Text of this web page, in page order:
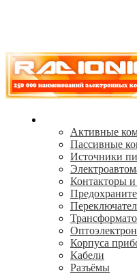
Активные
Пассивные
Источники
Контакторы и
Корпуса
Кабели
Разъёмы